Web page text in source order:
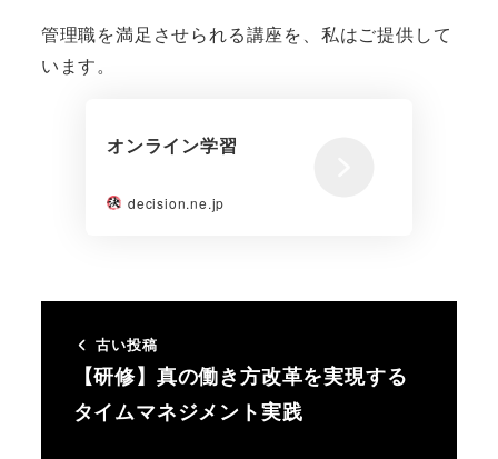
管理職を満足させられる講座を、私はご提供して
います。
オンライン学習
decision.ne.jp
古い投稿
【研修】真の働き方改革を実現する
タイムマネジメント実践